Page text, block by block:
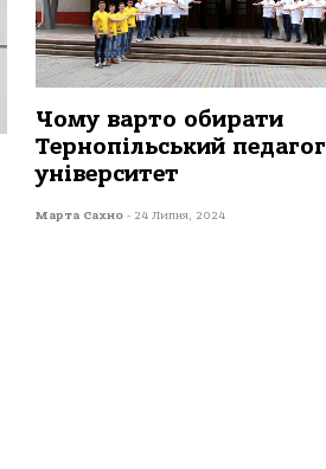
Чому варто обирати
Тернопільський
університет
Марта Сахно - 24 Липня, 2024